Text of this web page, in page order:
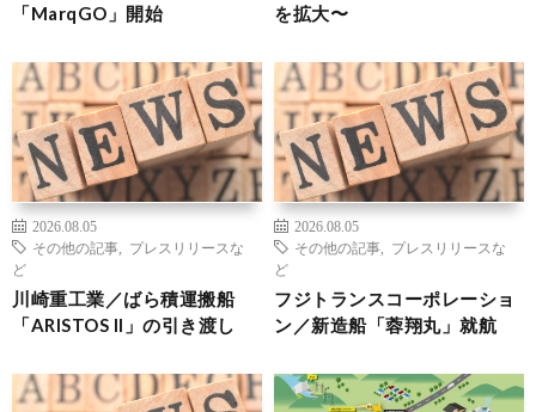
「MarqGO」開始
を拡大〜
2026.08.05
その他の記事
プレスリリースな
ど
川崎重工業／ばら積運搬船
「ARISTOS II」の引き渡し
2026.08.05
その他の記事
プレスリリースな
ど
フジトランスコーポレーショ
ン／新造船「蓉翔丸」就航